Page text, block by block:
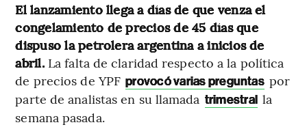
El lanzamiento llega a días de que venza el
congelamiento de precios de 45 días que
dispuso la petrolera argentina a inicios de
abril. La falta de claridad respecto a la política
de precios de YPF provocó varias preguntas por
parte de analistas en su llamada trimestral la
semana pasada.